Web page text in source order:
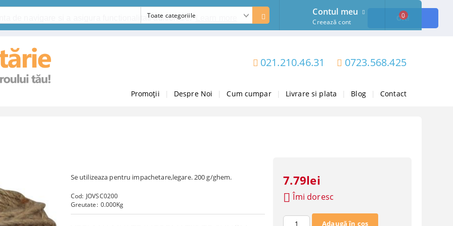
de navigare si a asigura functionalitati aditionale. OK!
021.210.46.31 0723.568.425
Promoții Despre Noi Cum cumpar Livrare si plata Blog Contact
Contul meu
Creează cont
0
Se utilizeaza pentru impachetare,legare. 200 g/ghem.
Cod: JOVSC0200
Greutate: 0.000Kg
7.79lei
Îmi doresc